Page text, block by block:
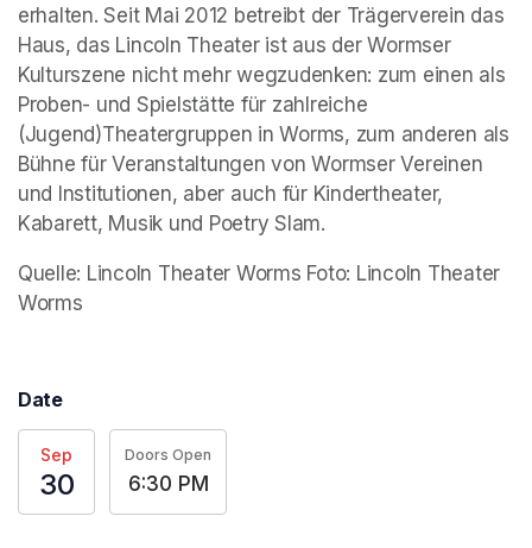
erhalten. Seit Mai 2012 betreibt der Trägerverein das
Haus, das Lincoln Theater ist aus der Wormser
Kulturszene nicht mehr wegzudenken: zum einen als
Proben- und Spielstätte für zahlreiche
(Jugend)Theatergruppen in Worms, zum anderen als
Bühne für Veranstaltungen von Wormser Vereinen
und Institutionen, aber auch für Kindertheater,
Kabarett, Musik und Poetry Slam.
Quelle: Lincoln Theater Worms Foto: Lincoln Theater
Worms
Date
Sep
30
Doors Open
6:30 PM